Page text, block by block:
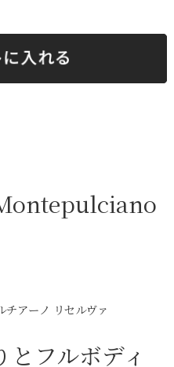
チアーノ リセルヴァ
フルボディ